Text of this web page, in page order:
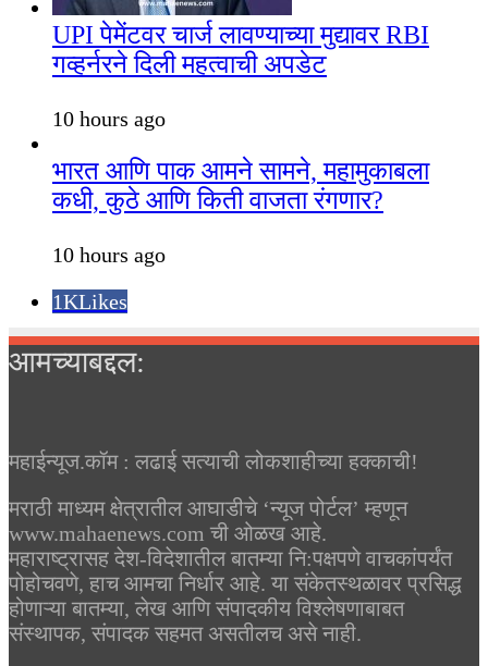
UPI पेमेंटवर चार्ज लावण्याच्या मुद्यावर RBI
गव्हर्नरने दिली महत्वाची अपडेट
10 hours ago
भारत आणि पाक आमने सामने, महामुकाबला
कधी, कुठे आणि किती वाजता रंगणार?
10 hours ago
1KLikes
आमच्याबद्दल:
महाईन्यूज.कॉम : लढाई सत्याची लोकशाहीच्या हक्काची!
मराठी माध्यम क्षेत्रातील आघाडीचे ‘न्यूज पोर्टल’ म्हणून
www.mahaenews.com ची ओळख आहे.
महाराष्ट्रासह देश-विदेशातील बातम्या नि:पक्षपणे वाचकांपर्यंत
पोहोचवणे, हाच आमचा निर्धार आहे. या संकेतस्थळावर प्रसिद्ध
होणाऱ्या बातम्या, लेख आणि संपादकीय विश्लेषणाबाबत
संस्थापक, संपादक सहमत असतीलच असे नाही.